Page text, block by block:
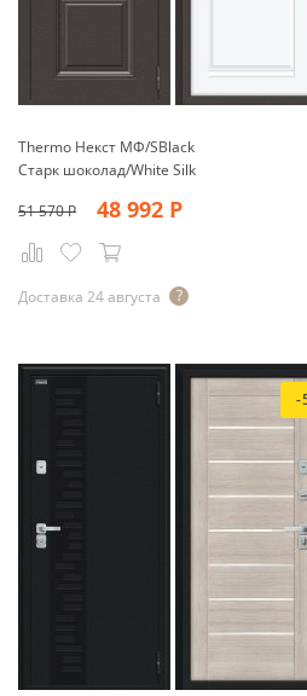
Thermo Некст МФ/SBlack
Старк шоколад/White Silk
51 570Р 48 992 Р
Доставка 24 августа
-